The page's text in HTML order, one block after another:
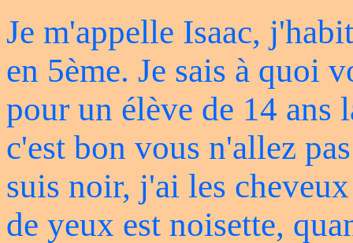
Je m'appelle Isaac,
en 5ème. Je sais à quoi
pour un élève de 14 ans
c'est bon vous n'allez
suis noir, j'ai les
de yeux est noisette,